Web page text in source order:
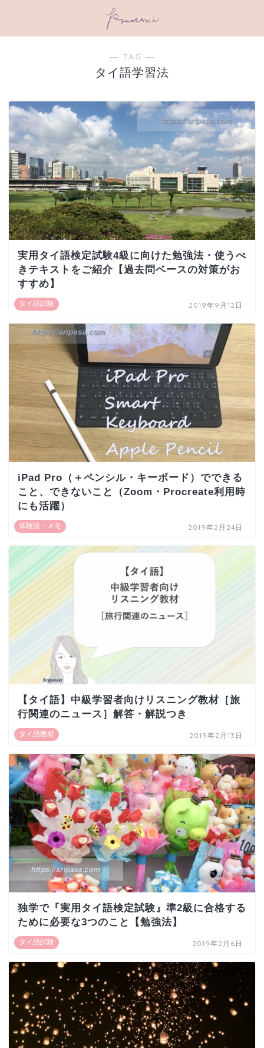
― TAG ―
タイ語学習法
タイ語試験
実用タイ語検定試験4級に向けた勉強法・使うべ
きテキストをご紹介【過去問ベースの対策がお
すすめ】
2019年9月12日
体験談・メモ
iPad Pro（＋ペンシル・キーボード）でできる
こと、できないこと（Zoom・Procreate利用時
にも活躍）
2019年2月24日
タイ語教材
【タイ語】中級学習者向けリスニング教材［旅
行関連のニュース］解答・解説つき
2019年2月13日
タイ語試験
独学で『実用タイ語検定試験』準2級に合格する
ために必要な3つのこと【勉強法】
2019年2月6日